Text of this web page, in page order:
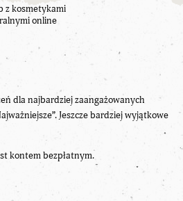
z kosmetykami
online
dla najbardziej zaangażowanych
Jeszcze bardziej wyjątkowe
kontem bezpłatnym.